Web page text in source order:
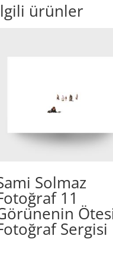
ürünler
Solmaz
11
Sergisi